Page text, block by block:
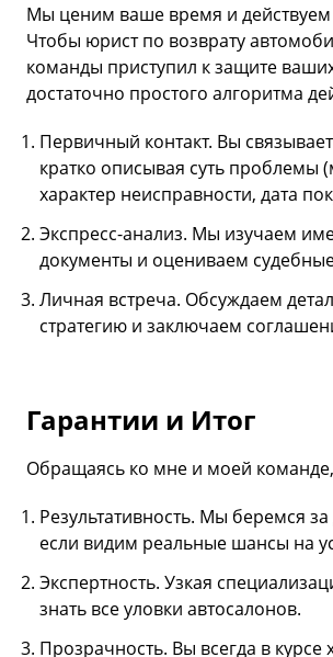
Мы ценим ваше время и действуем
Чтобы юрист по возврату
команды приступил к защите
достаточно простого алгоритма
Первичный контакт. Вы
кратко описывая суть проблемы
характер неисправности, дата
Экспресс-анализ. Мы изучаем
документы и оцениваем
Личная встреча. Обсуждаем
стратегию и заключаем
Гарантии и Итог
Обращаясь ко мне и моей
Результативность. Мы беремся за
если видим реальные шансы на
Экспертность. Узкая
знать все уловки автосалонов.
Прозрачность. Вы всегда в курсе